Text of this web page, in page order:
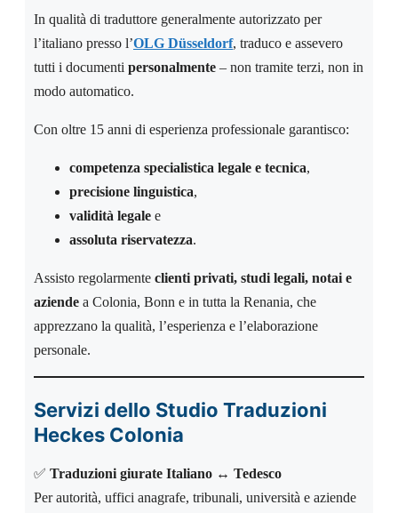
In qualità di traduttore generalmente autorizzato per
l’italiano presso l’OLG Düsseldorf, traduco e assevero
tutti i documenti personalmente – non tramite terzi, non in
modo automatico.
Con oltre 15 anni di esperienza professionale garantisco:
competenza specialistica legale e tecnica,
precisione linguistica,
validità legale e
assoluta riservatezza.
Assisto regolarmente clienti privati, studi legali, notai e
aziende a Colonia, Bonn e in tutta la Renania, che
apprezzano la qualità, l’esperienza e l’elaborazione
personale.
Servizi dello Studio Traduzioni
Heckes Colonia
✅ Traduzioni giurate Italiano ↔ Tedesco
Per autorità, uffici anagrafe, tribunali, università e aziende